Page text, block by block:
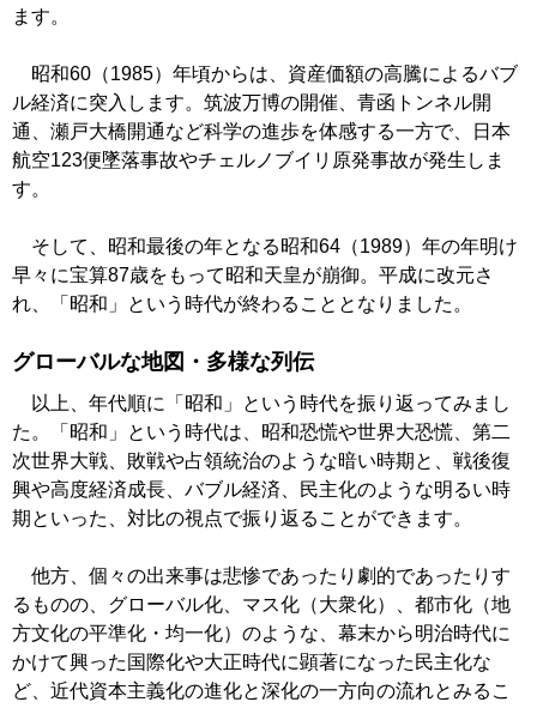
ます。
昭和60（1985）年頃からは、資産価額の高騰によるバブ
ル経済に突入します。筑波万博の開催、青函トンネル開
通、瀬戸大橋開通など科学の進歩を体感する一方で、日本
航空123便墜落事故やチェルノブイリ原発事故が発生しま
す。
そして、昭和最後の年となる昭和64（1989）年の年明け
早々に宝算87歳をもって昭和天皇が崩御。平成に改元さ
れ、「昭和」という時代が終わることとなりました。
グローバルな地図・多様な列伝
以上、年代順に「昭和」という時代を振り返ってみまし
た。「昭和」という時代は、昭和恐慌や世界大恐慌、第二
次世界大戦、敗戦や占領統治のような暗い時期と、戦後復
興や高度経済成長、バブル経済、民主化のような明るい時
期といった、対比の視点で振り返ることができます。
他方、個々の出来事は悲惨であったり劇的であったりす
るものの、グローバル化、マス化（大衆化）、都市化（地
方文化の平準化・均一化）のような、幕末から明治時代に
かけて興った国際化や大正時代に顕著になった民主化な
ど、近代資本主義化の進化と深化の一方向の流れとみるこ